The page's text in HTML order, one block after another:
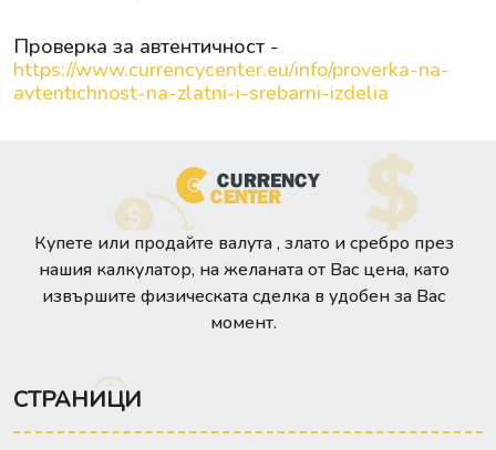
Проверка за автентичност -
https://www.currencycenter.eu/info/proverka-na-
avtentichnost-na-zlatni-i-srebarni-izdelia
Купете или продайте валута , злато и сребро през
нашия калкулатор, на желаната от Вас цена, като
извършите физическата сделка в удобен за Вас
момент.
СТРАНИЦИ